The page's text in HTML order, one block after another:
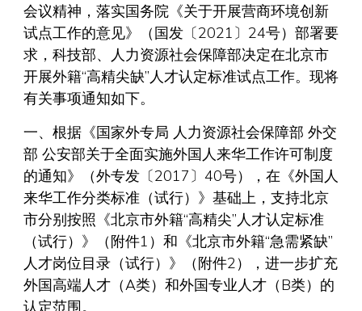
会议精神，落实国务院《关于开展营商环境创新
试点工作的意见》（国发〔2021〕24号）部署要
求，科技部、人力资源社会保障部决定在北京市
开展外籍“高精尖缺”人才认定标准试点工作。现将
有关事项通知如下。
一、根据《国家外专局 人力资源社会保障部 外交
部 公安部关于全面实施外国人来华工作许可制度
的通知》（外专发〔2017〕40号），在《外国人
来华工作分类标准（试行）》基础上，支持北京
市分别按照《北京市外籍“高精尖”人才认定标准
（试行）》（附件1）和《北京市外籍“急需紧缺”
人才岗位目录（试行）》（附件2），进一步扩充
外国高端人才（A类）和外国专业人才（B类）的
认定范围。